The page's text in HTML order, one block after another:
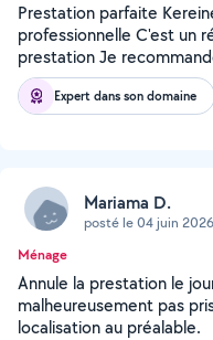
Prestation parfaite
professionnelle C'est un
prestation Je
Expert dans son domaine
Mariama D.
posté le 04 juin 2026
Ménage
Annule la prestation le
malheureusement pas
localisation au préalable.